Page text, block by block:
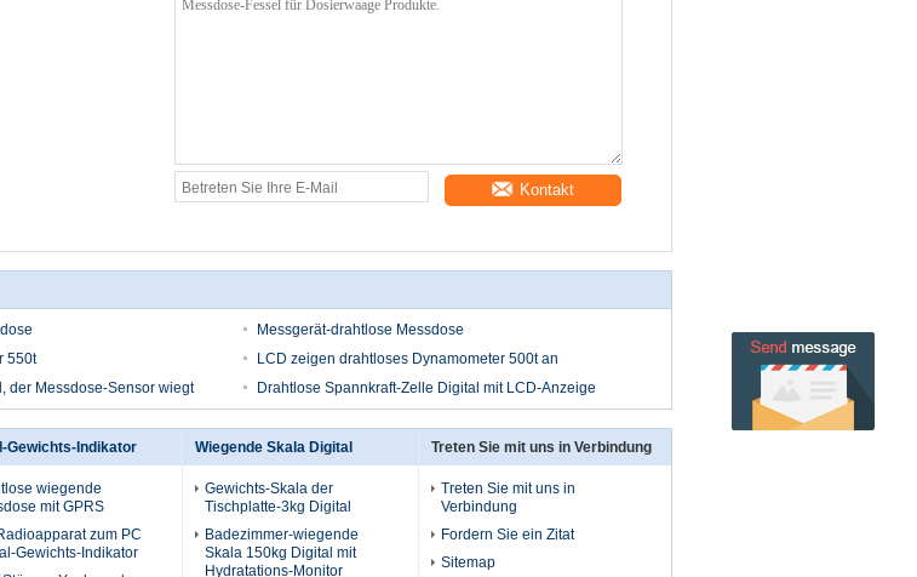
Kontakt
Messgerät-drahtlose Messdose
550t
LCD zeigen drahtloses Dynamometer 500t an
der Messdose-Sensor wiegt
Drahtlose Spannkraft-Zelle Digital mit LCD-Anzeige
Gewichts-Indikator
wiegende
mit GPRS
zum PC
Gewichts-Indikator
Wiegende Skala Digital
Gewichts-Skala der
Tischplatte-3kg Digital
Badezimmer-wiegende
Skala 150kg Digital mit
Hydratations-Monitor
Treten Sie mit uns in Verbindung
Treten Sie mit uns in
Verbindung
Fordern Sie ein Zitat
Sitemap